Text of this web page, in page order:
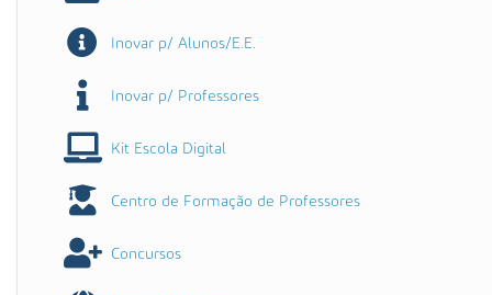
Inovar p/ Alunos/E.E.
Inovar p/ Professores
Kit Escola Digital
Centro de Formação de Professores
Concursos